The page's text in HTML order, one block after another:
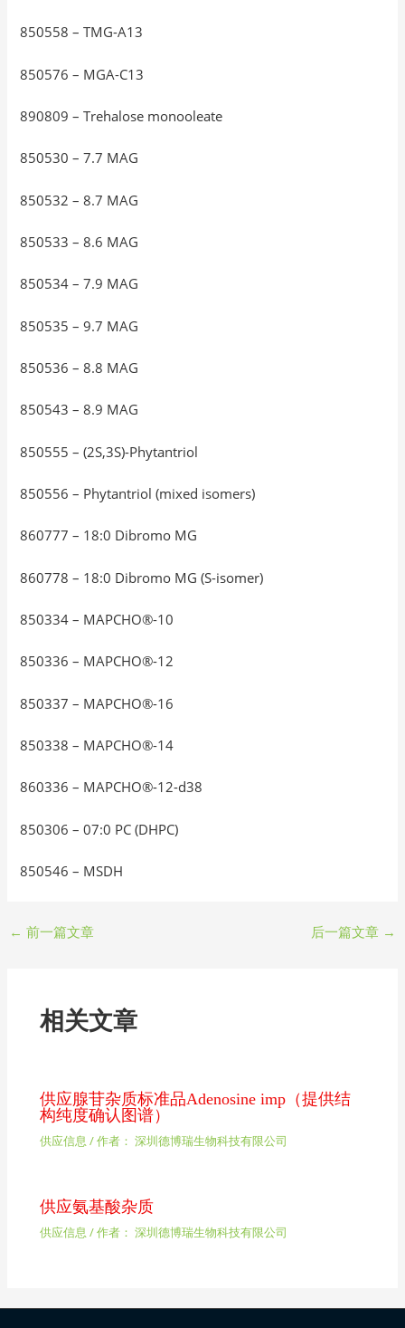
850558 – TMG-A13
850576 – MGA-C13
890809 – Trehalose monooleate
850530 – 7.7 MAG
850532 – 8.7 MAG
850533 – 8.6 MAG
850534 – 7.9 MAG
850535 – 9.7 MAG
850536 – 8.8 MAG
850543 – 8.9 MAG
850555 – (2S,3S)-Phytantriol
850556 – Phytantriol (mixed isomers)
860777 – 18:0 Dibromo MG
860778 – 18:0 Dibromo MG (S-isomer)
850334 – MAPCHO®-10
850336 – MAPCHO®-12
850337 – MAPCHO®-16
850338 – MAPCHO®-14
860336 – MAPCHO®-12-d38
850306 – 07:0 PC (DHPC)
850546 – MSDH
← 前一篇文章 后一篇文章 →
相关文章
供应腺苷杂质标准品Adenosine imp（提供结
构纯度确认图谱）
供应信息 / 作者： 深圳德博瑞生物科技有限公司
供应氨基酸杂质
供应信息 / 作者： 深圳德博瑞生物科技有限公司